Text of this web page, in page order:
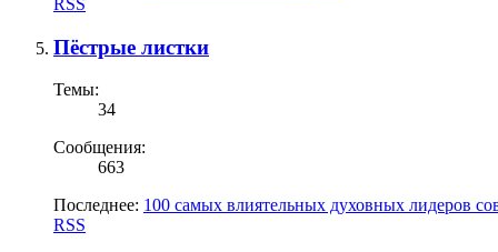
RSS
Пёстрые листки
Темы:
34
Сообщения:
663
Последнее: 100 самых влиятельных духовных лидеров
RSS